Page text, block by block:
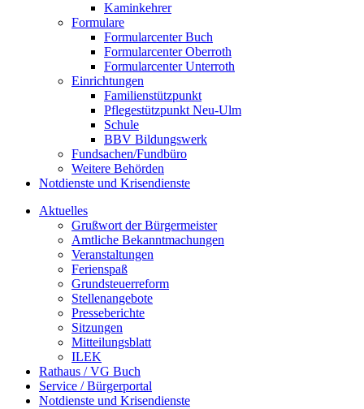
Kaminkehrer
Formulare
Formularcenter Buch
Formularcenter Oberroth
Formularcenter Unterroth
Einrichtungen
Familienstützpunkt
Pflegestützpunkt Neu-Ulm
Schule
BBV Bildungswerk
Fundsachen/Fundbüro
Weitere Behörden
Notdienste und Krisendienste
Aktuelles
Grußwort der Bürgermeister
Amtliche Bekanntmachungen
Veranstaltungen
Ferienspaß
Grundsteuerreform
Stellenangebote
Presseberichte
Sitzungen
Mitteilungsblatt
ILEK
Rathaus / VG Buch
Service / Bürgerportal
Notdienste und Krisendienste